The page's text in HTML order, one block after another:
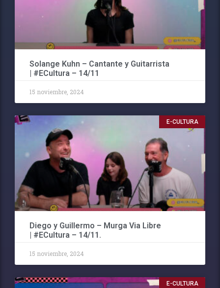
Solange Kuhn – Cantante y Guitarrista
| #ECultura – 14/11
15 noviembre, 2024
E-CULTURA
Diego y Guillermo – Murga Via Libre
| #ECultura – 14/11.
15 noviembre, 2024
E-CULTURA